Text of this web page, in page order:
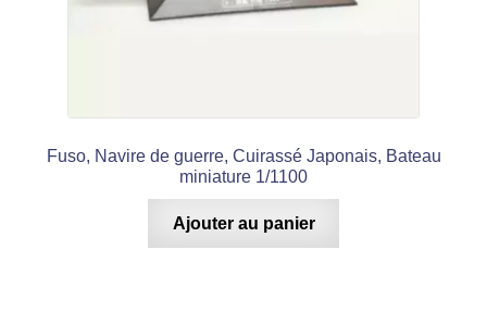
Fuso, Navire de guerre, Cuirassé Japonais, Bateau
miniature 1/1100
Ajouter au panier